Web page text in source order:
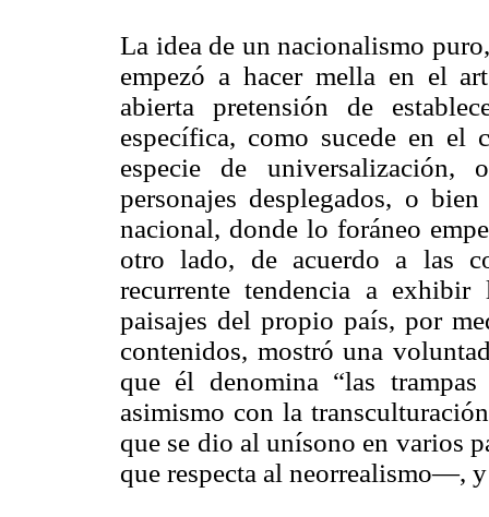
La idea de un nacionalismo
empezó a hacer mella en el
abierta pretensión de
específica, como sucede en el
especie de universalización,
personajes desplegados, o
nacional, donde lo foráneo
otro lado, de acuerdo a las
recurrente tendencia a
paisajes del propio país, por
contenidos, mostró una
que él denomina “las
asimismo con la
que se dio al unísono en varios
que respecta al neorrealismo—,